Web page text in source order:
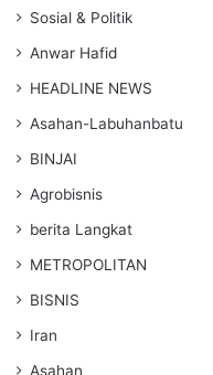
Sosial & Politik
Anwar Hafid
HEADLINE NEWS
Asahan-Labuhanbatu
BINJAI
Agrobisnis
berita Langkat
METROPOLITAN
BISNIS
Iran
Asahan